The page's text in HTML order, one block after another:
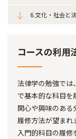
6.文化・社会と
コースの利用
法律学の勉強では
で基本的な科目
関心や興味のある
履修方法が望まれ
入門的科目の履修